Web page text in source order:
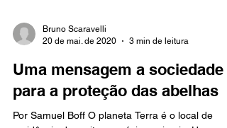
Bruno Scaravelli
20 de mai. de 2020
3 min de leitura
Uma mensagem a sociedade